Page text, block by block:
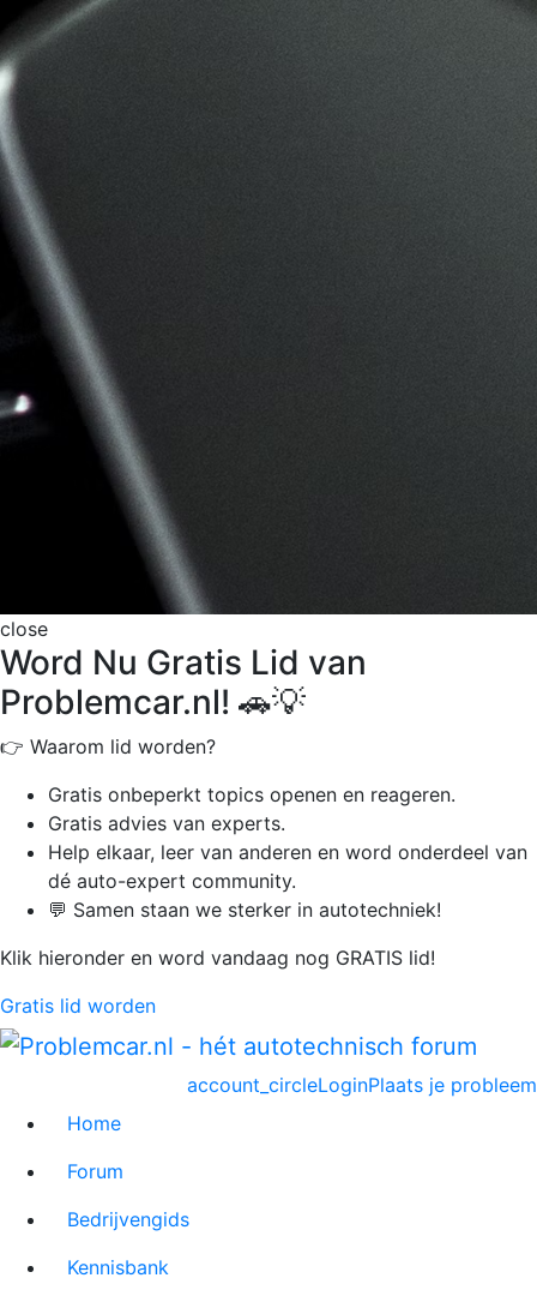
close
Word Nu Gratis Lid van
Problemcar.nl! 🚗💡
👉 Waarom lid worden?
Gratis onbeperkt topics openen en reageren.
Gratis advies van experts.
Help elkaar, leer van anderen en word onderdeel van
dé auto-expert community.
💬 Samen staan we sterker in autotechniek!
Klik hieronder en word vandaag nog GRATIS lid!
Gratis lid worden
Plaats je probleem
account_circleLogin
Home
Forum
Bedrijvengids
Kennisbank